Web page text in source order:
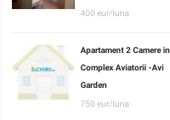
400 eur/luna
Apartament 2 Camere in
Complex Aviatorii -Avi
Garden
750 eur/luna